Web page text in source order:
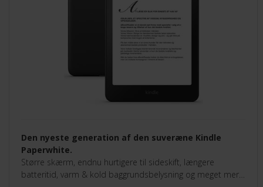
Den nyeste generation af den suveræne Kindle
Paperwhite.
Større skærm, endnu hurtigere til sideskift, længere
batteritid, varm & kold baggrundsbelysning og meget mere.